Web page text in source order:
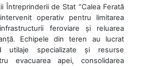
Întreprinderii de Stat “Calea Ferată
operativ pentru limitarea
feroviare și reluarea
Echipele din teren au lucrat
utilaje specializate și resurse
evacuarea apei, consolidarea